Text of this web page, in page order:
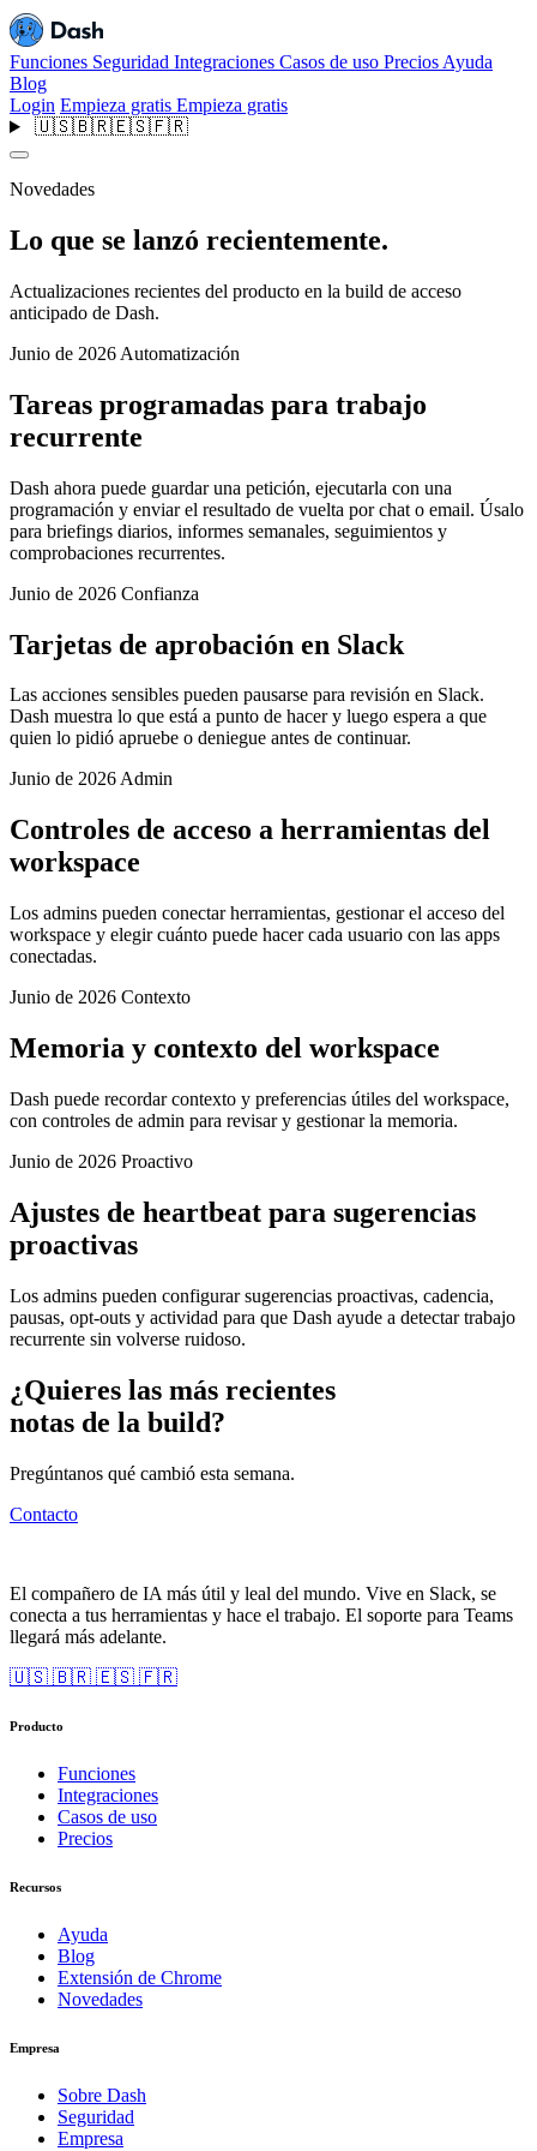
Funciones Seguridad Integraciones Casos de uso Precios Ayuda
Blog
Login Empieza gratis Empieza gratis
🇺🇸🇧🇷🇪🇸🇫🇷
Novedades
Lo que se lanzó recientemente.
Actualizaciones recientes del producto en la build de acceso
anticipado de Dash.
Junio de 2026 Automatización
Tareas programadas para trabajo
recurrente
Dash ahora puede guardar una petición, ejecutarla con una
programación y enviar el resultado de vuelta por chat o email. Úsalo
para briefings diarios, informes semanales, seguimientos y
comprobaciones recurrentes.
Junio de 2026 Confianza
Tarjetas de aprobación en Slack
Las acciones sensibles pueden pausarse para revisión en Slack.
Dash muestra lo que está a punto de hacer y luego espera a que
quien lo pidió apruebe o deniegue antes de continuar.
Junio de 2026Admin
Controles de acceso a herramientas del
workspace
Los admins pueden conectar herramientas, gestionar el acceso del
workspace y elegir cuánto puede hacer cada usuario con las apps
conectadas.
Junio de 2026 Contexto
Memoria y contexto del workspace
Dash puede recordar contexto y preferencias útiles del workspace,
con controles de admin para revisar y gestionar la memoria.
Junio de 2026 Proactivo
Ajustes de heartbeat para sugerencias
proactivas
Los admins pueden configurar sugerencias proactivas, cadencia,
pausas, opt-outs y actividad para que Dash ayude a detectar trabajo
recurrente sin volverse ruidoso.
¿Quieres las más recientes
notas de la build?
Pregúntanos qué cambió esta semana.
Contacto
El compañero de IA más útil y leal del mundo. Vive en Slack, se
conecta a tus herramientas y hace el trabajo. El soporte para Teams
llegará más adelante.
🇺🇸 🇧🇷 🇪🇸 🇫🇷
Producto
Funciones
Integraciones
Casos de uso
Precios
Recursos
Ayuda
Blog
Extensión de Chrome
Novedades
Empresa
Sobre Dash
Seguridad
Empresa